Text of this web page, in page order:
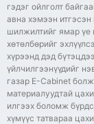
гэдэг ойлголт
авна хэмээн
шилжилтийг ямар үе
хөтөлбөрийг
хүрээнд дэд
үйлчилгээнүүдийг
газар E-Cabinet
материалуудтай
илгээх боломж
хүмүүс татвараа